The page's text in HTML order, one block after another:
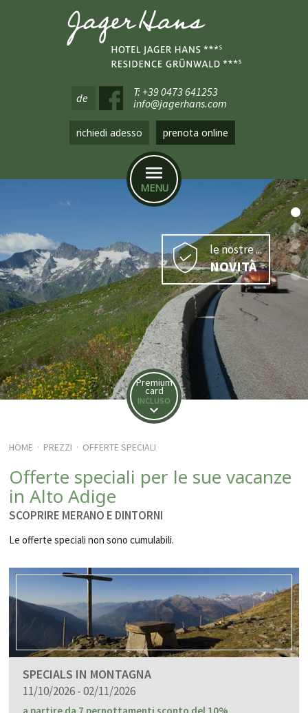
de
T: +39 0473 641253
info@jagerhans.com
richiedi adesso prenota online
MENU
le nostre ...
NOVITÀ
Premium
card
INCLUSO
HOME · PREZZI · OFFERTE SPECIALI
Offerte speciali per le sue vacanze
in Alto Adige
SCOPRIRE MERANO E DINTORNI
Le offerte speciali non sono cumulabili.
SPECIALS IN MONTAGNA
11/10/2026 - 02/11/2026